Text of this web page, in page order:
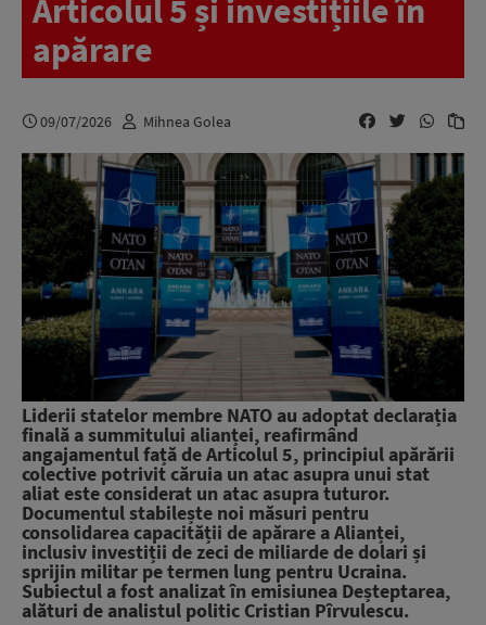
Articolul 5 și investițiile în
apărare
09/07/2026 Mihnea Golea
Liderii statelor membre NATO au adoptat declarația
finală a summitului alianței, reafirmând
angajamentul față de Articolul 5, principiul apărării
colective potrivit căruia un atac asupra unui stat
aliat este considerat un atac asupra tuturor.
Documentul stabilește noi măsuri pentru
consolidarea capacității de apărare a Alianței,
inclusiv investiții de zeci de miliarde de dolari și
sprijin militar pe termen lung pentru Ucraina.
Subiectul a fost analizat în emisiunea Deșteptarea,
alături de analistul politic Cristian Pîrvulescu.